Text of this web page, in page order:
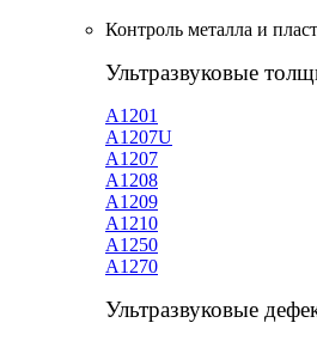
Контроль металла и
Ультразвуковые
A1201
А1207U
А1207
А1208
А1209
А1210
А1250
А1270
Ультразвуковые